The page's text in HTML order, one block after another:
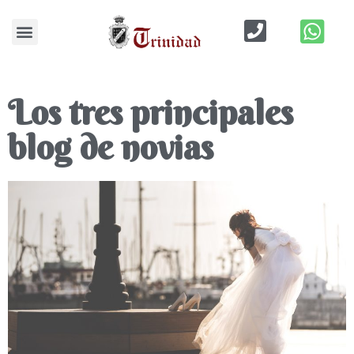
Los tres principales
blog de novias